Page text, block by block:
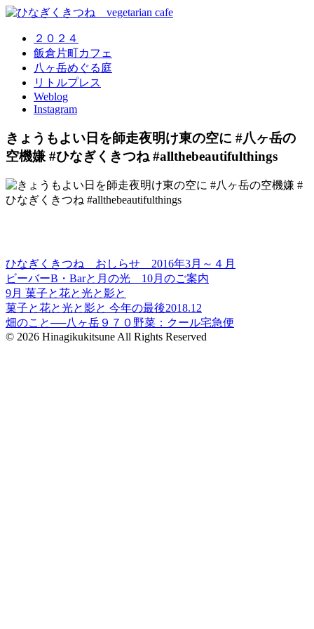
２０２４
飯倉片町カフェ
八ヶ岳めぐる庭
リトルプレス
Weblog
Instagram
きょうもよい日を師走夜明け東の空に #八ヶ岳の
空機嫌 #ひなぎくきつね #allthebeautifulthings
ひなぎくきつね おしらせ 2016年3月～４月
ビーバーB・Barと月の光 10月のご案内
9月 菓子と花と光と影と
菓子と花と光と影と 今年の最後2018.12
畑のこと──八ヶ岳９７０野菜：クール宅急便
© 2026 Hinagikukitsune All Rights Reserved